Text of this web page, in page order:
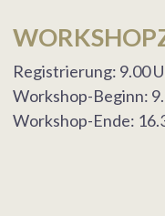
Registrierung: 9.00
Workshop-Beginn:
Workshop-Ende: